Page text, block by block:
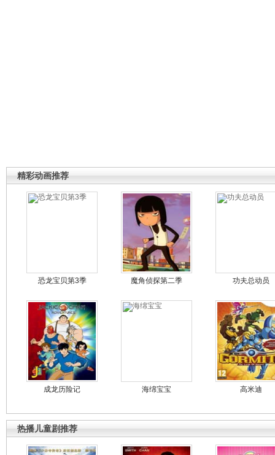
精彩动画推荐
恐龙宝贝第3季 魔角侦探第二季 功夫总动员
成龙历险记 海绵宝宝 高米迪
热播儿童剧推荐